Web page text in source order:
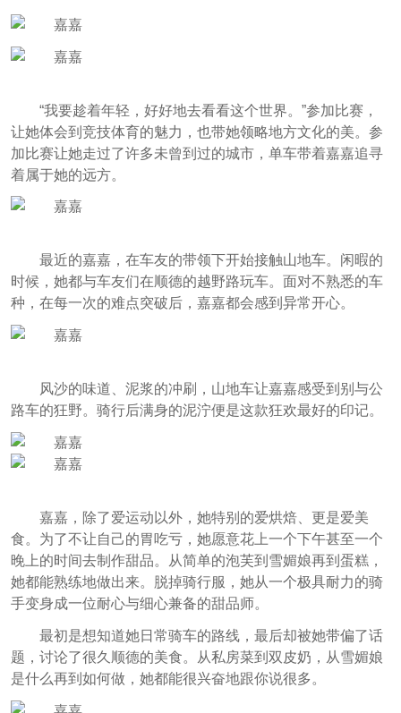
“我要趁着年轻，好好地去看看这个世界。”参加比赛，
让她体会到竞技体育的魅力，也带她领略地方文化的美。参
加比赛让她走过了许多未曾到过的城市，单车带着嘉嘉追寻
着属于她的远方。
最近的嘉嘉，在车友的带领下开始接触山地车。闲暇的
时候，她都与车友们在顺德的越野路玩车。面对不熟悉的车
种，在每一次的难点突破后，嘉嘉都会感到异常开心。
风沙的味道、泥浆的冲刷，山地车让嘉嘉感受到别与公
路车的狂野。骑行后满身的泥泞便是这款狂欢最好的印记。
嘉嘉，除了爱运动以外，她特别的爱烘焙、更是爱美
食。为了不让自己的胃吃亏，她愿意花上一个下午甚至一个
晚上的时间去制作甜品。从简单的泡芙到雪媚娘再到蛋糕，
她都能熟练地做出来。脱掉骑行服，她从一个极具耐力的骑
手变身成一位耐心与细心兼备的甜品师。
最初是想知道她日常骑车的路线，最后却被她带偏了话
题，讨论了很久顺德的美食。从私房菜到双皮奶，从雪媚娘
是什么再到如何做，她都能很兴奋地跟你说很多。